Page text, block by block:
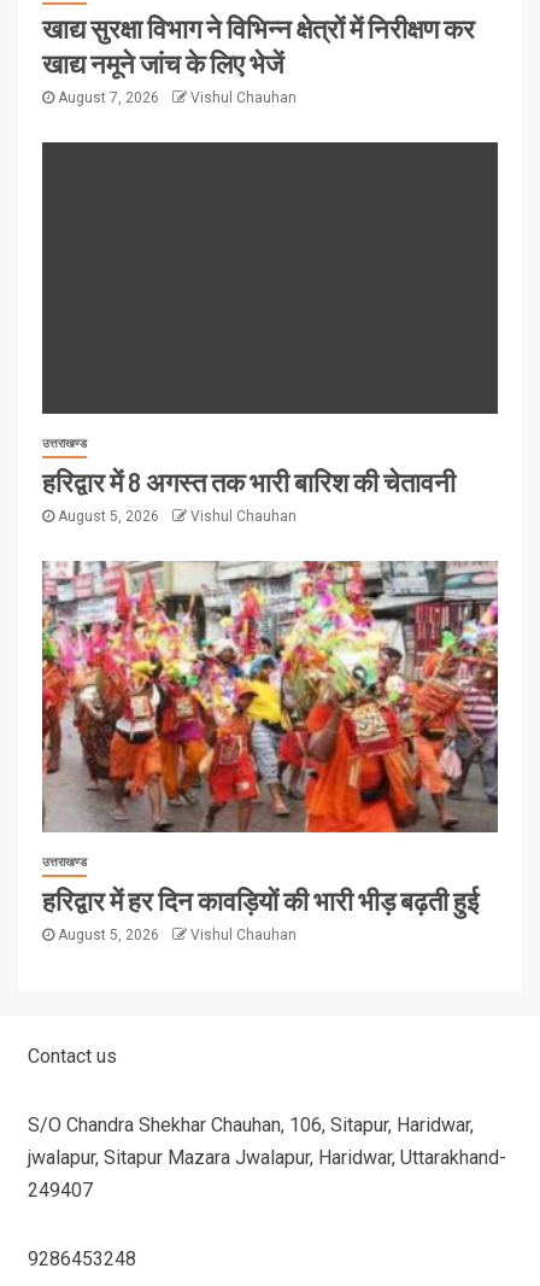
खाद्य सुरक्षा विभाग ने विभिन्न क्षेत्रों में निरीक्षण कर
खाद्य नमूने जांच के लिए भेजें
August 7, 2026 Vishul Chauhan
उत्तराखण्ड
हरिद्वार में 8 अगस्त तक भारी बारिश की चेतावनी
August 5, 2026 Vishul Chauhan
उत्तराखण्ड
हरिद्वार में हर दिन कावड़ियों की भारी भीड़ बढ़ती हुई
August 5, 2026 Vishul Chauhan
Contact us
S/O Chandra Shekhar Chauhan, 106, Sitapur, Haridwar,
jwalapur, Sitapur Mazara Jwalapur, Haridwar, Uttarakhand-
249407
9286453248